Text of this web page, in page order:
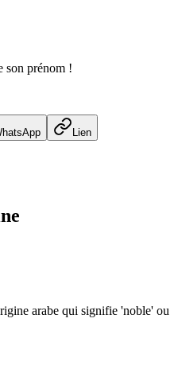
son prénom !
Lien
arabe qui signifie 'noble' ou